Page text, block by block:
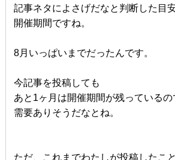
記事ネタによさげだなと判断した目
開催期間ですね。
8月いっぱいまでだったんです。
今記事を投稿しても
あと1ヶ月は開催期間が残っているの
需要ありそうだなとね。
ただ、これまでわたしが投稿したこ